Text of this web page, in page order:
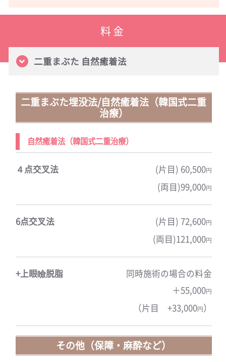
料金
二重まぶた 自然癒着法
二重まぶた埋没法/自然癒着法（韓国式二重
治療）
自然癒着法（韓国式二重治療）
４点交叉法 (片目) 60,500円
(両目)99,000円
6点交叉法 (片目) 72,600円
(両目)121,000円
+上眼瞼脱脂
同時施術の場合の料金
＋55,000円
（片目 +33,000円）
その他（保障・麻酔など）